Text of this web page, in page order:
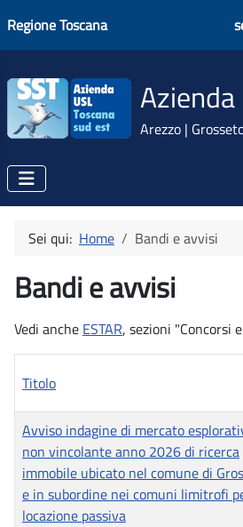
Regione Toscana
Arezzo |
Sei qui: Home Bandi e avvisi
Bandi e avvisi
Vedi anche ESTAR, sezioni "Concorsi
Titolo
Avviso indagine di mercato
non vincolante anno 2026 di ricerca
immobile ubicato nel comune di
e in subordine nei comuni limitrofi
locazione passiva